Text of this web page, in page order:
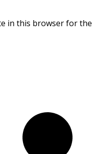
in this browser for the